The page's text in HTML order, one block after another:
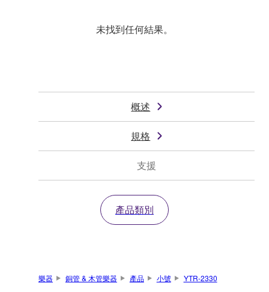
未找到任何結果。
概述
規格
支援
產品類別
樂器 銅管 & 木管樂器 產品 小號 YTR-2330